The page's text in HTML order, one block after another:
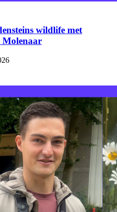
wildlife met
Molenaar